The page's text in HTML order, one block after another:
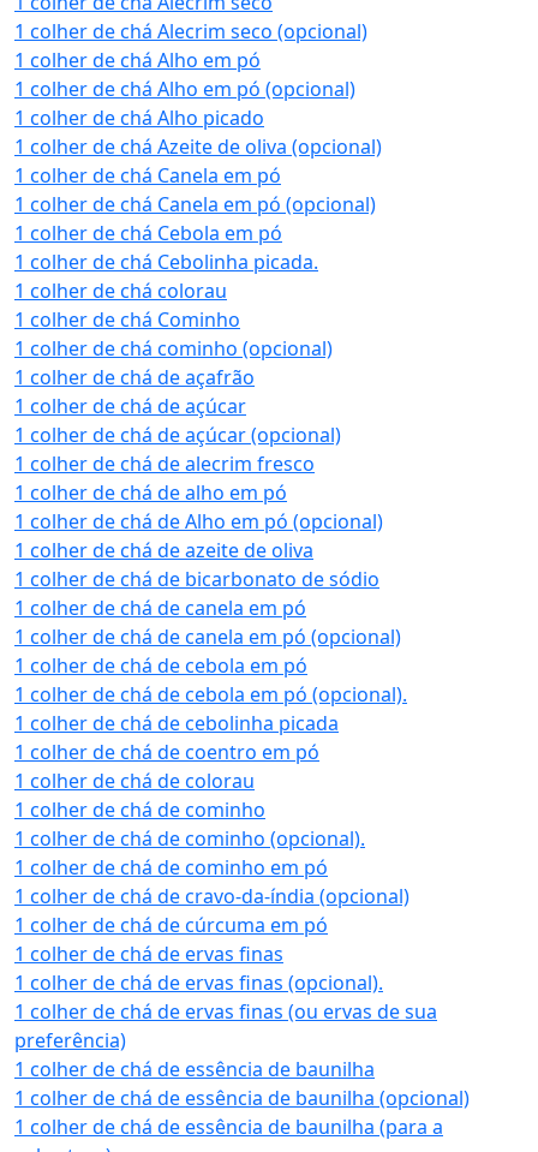
1 colher de chá Alecrim seco (opcional)
1 colher de chá Alho em pó
1 colher de chá Alho em pó (opcional)
1 colher de chá Alho picado
1 colher de chá Azeite de oliva (opcional)
1 colher de chá Canela em pó
1 colher de chá Canela em pó (opcional)
1 colher de chá Cebola em pó
1 colher de chá Cebolinha picada.
1 colher de chá colorau
1 colher de chá Cominho
1 colher de chá cominho (opcional)
1 colher de chá de açafrão
1 colher de chá de açúcar
1 colher de chá de açúcar (opcional)
1 colher de chá de alecrim fresco
1 colher de chá de alho em pó
1 colher de chá de Alho em pó (opcional)
1 colher de chá de azeite de oliva
1 colher de chá de bicarbonato de sódio
1 colher de chá de canela em pó
1 colher de chá de canela em pó (opcional)
1 colher de chá de cebola em pó
1 colher de chá de cebola em pó (opcional).
1 colher de chá de cebolinha picada
1 colher de chá de coentro em pó
1 colher de chá de colorau
1 colher de chá de cominho
1 colher de chá de cominho (opcional).
1 colher de chá de cominho em pó
1 colher de chá de cravo-da-índia (opcional)
1 colher de chá de cúrcuma em pó
1 colher de chá de ervas finas
1 colher de chá de ervas finas (opcional).
1 colher de chá de ervas finas (ou ervas de sua
preferência)
1 colher de chá de essência de baunilha
1 colher de chá de essência de baunilha (opcional)
1 colher de chá de essência de baunilha (para a